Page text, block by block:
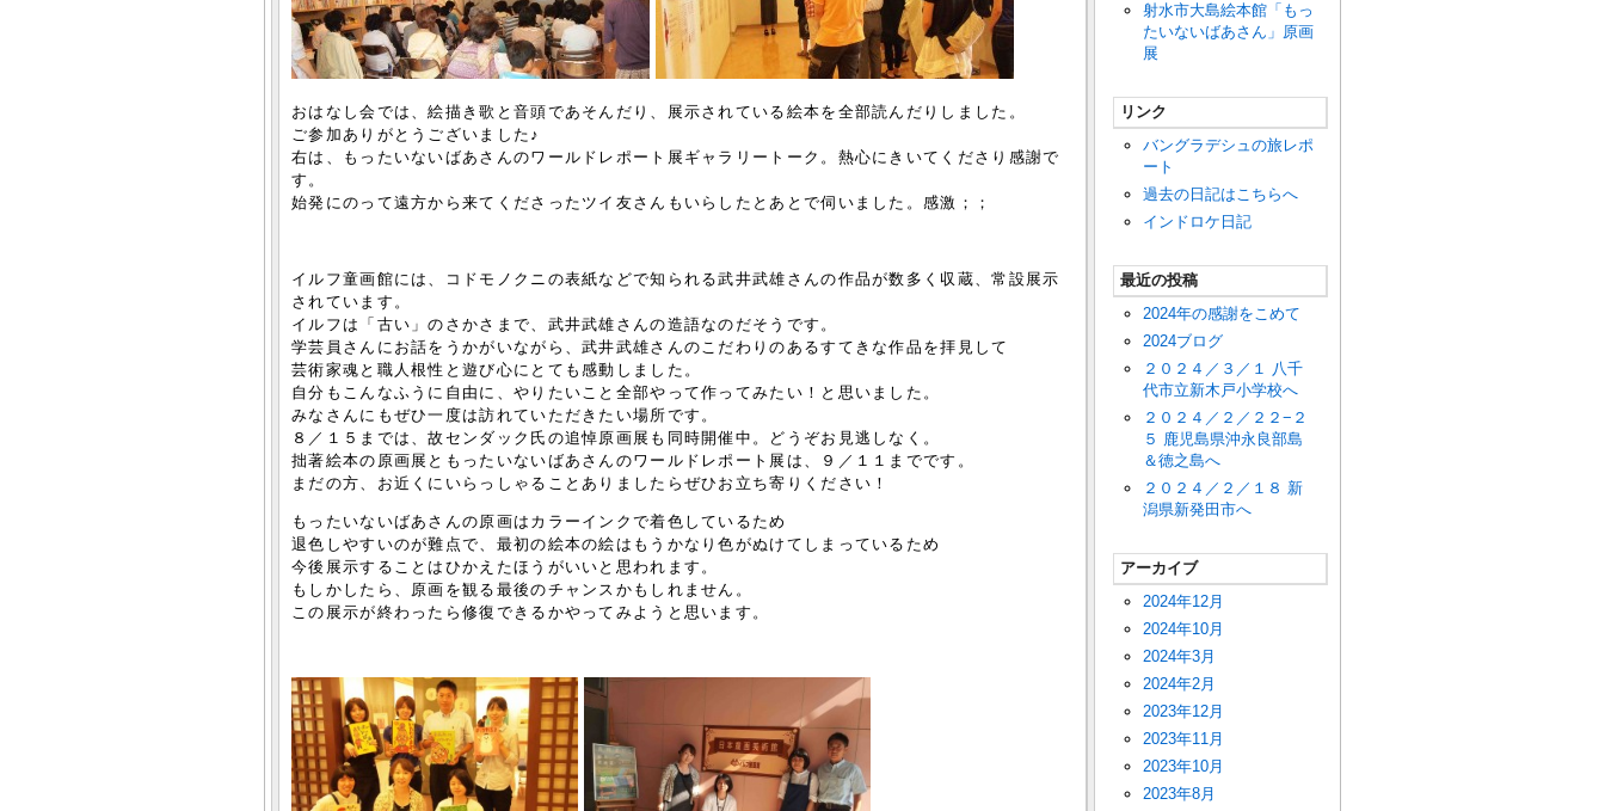
おはなし会では、絵描き歌と音頭であそんだり、展示されている絵本を全部読んだりしました。
ご参加ありがとうございました♪
右は、もったいないばあさんのワールドレポート展ギャラリートーク。熱心にきいてくださり感謝で
す。
始発にのって遠方から来てくださったツイ友さんもいらしたとあとで伺いました。感激；；
イルフ童画館には、コドモノクニの表紙などで知られる武井武雄さんの作品が数多く収蔵、常設展示
されています。
イルフは「古い」のさかさまで、武井武雄さんの造語なのだそうです。
学芸員さんにお話をうかがいながら、武井武雄さんのこだわりのあるすてきな作品を拝見して
芸術家魂と職人根性と遊び心にとても感動しました。
自分もこんなふうに自由に、やりたいこと全部やって作ってみたい！と思いました。
みなさんにもぜひ一度は訪れていただきたい場所です。
８／１５までは、故センダック氏の追悼原画展も同時開催中。どうぞお見逃しなく。
拙著絵本の原画展ともったいないばあさんのワールドレポート展は、９／１１までです。
まだの方、お近くにいらっしゃることありましたらぜひお立ち寄りください！
もったいないばあさんの原画はカラーインクで着色しているため
退色しやすいのが難点で、最初の絵本の絵はもうかなり色がぬけてしまっているため
今後展示することはひかえたほうがいいと思われます。
もしかしたら、原画を観る最後のチャンスかもしれません。
この展示が終わったら修復できるかやってみようと思います。
射水市大島絵本館「もっ
たいないばあさん」原画
展
リンク
バングラデシュの旅レポ
ート
過去の日記はこちらへ
インドロケ日記
最近の投稿
2024年の感謝をこめて
2024ブログ
２０２４／３／１ 八千
代市立新木戸小学校へ
２０２４／２／２２−２
５ 鹿児島県沖永良部島
＆徳之島へ
２０２４／２／１８ 新
潟県新発田市へ
アーカイブ
2024年12月
2024年10月
2024年3月
2024年2月
2023年12月
2023年11月
2023年10月
2023年8月